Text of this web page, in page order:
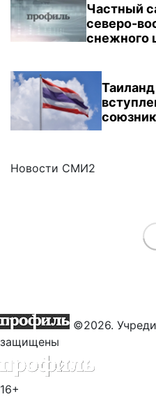
Частный
северо-
снежного
Новости СМИ2
©2026.
защищены
16+